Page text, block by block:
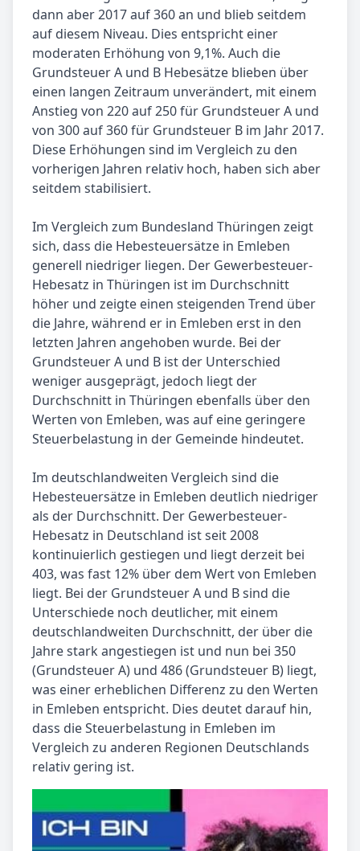
dann aber 2017 auf 360 an und blieb seitdem
auf diesem Niveau. Dies entspricht einer
moderaten Erhöhung von 9,1%. Auch die
Grundsteuer A und B Hebesätze blieben über
einen langen Zeitraum unverändert, mit einem
Anstieg von 220 auf 250 für Grundsteuer A und
von 300 auf 360 für Grundsteuer B im Jahr 2017.
Diese Erhöhungen sind im Vergleich zu den
vorherigen Jahren relativ hoch, haben sich aber
seitdem stabilisiert.
Im Vergleich zum Bundesland Thüringen zeigt
sich, dass die Hebesteuersätze in Emleben
generell niedriger liegen. Der Gewerbesteuer-
Hebesatz in Thüringen ist im Durchschnitt
höher und zeigte einen steigenden Trend über
die Jahre, während er in Emleben erst in den
letzten Jahren angehoben wurde. Bei der
Grundsteuer A und B ist der Unterschied
weniger ausgeprägt, jedoch liegt der
Durchschnitt in Thüringen ebenfalls über den
Werten von Emleben, was auf eine geringere
Steuerbelastung in der Gemeinde hindeutet.
Im deutschlandweiten Vergleich sind die
Hebesteuersätze in Emleben deutlich niedriger
als der Durchschnitt. Der Gewerbesteuer-
Hebesatz in Deutschland ist seit 2008
kontinuierlich gestiegen und liegt derzeit bei
403, was fast 12% über dem Wert von Emleben
liegt. Bei der Grundsteuer A und B sind die
Unterschiede noch deutlicher, mit einem
deutschlandweiten Durchschnitt, der über die
Jahre stark angestiegen ist und nun bei 350
(Grundsteuer A) und 486 (Grundsteuer B) liegt,
was einer erheblichen Differenz zu den Werten
in Emleben entspricht. Dies deutet darauf hin,
dass die Steuerbelastung in Emleben im
Vergleich zu anderen Regionen Deutschlands
relativ gering ist.